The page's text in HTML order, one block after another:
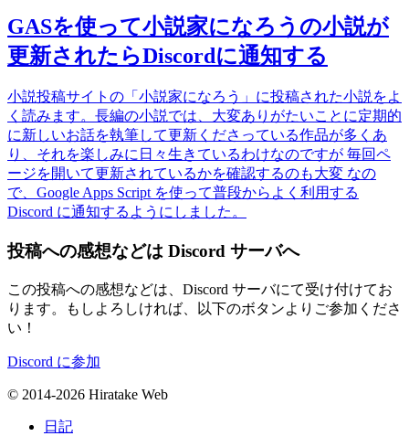
GASを使って小説家になろうの小説が
更新されたらDiscordに通知する
小説投稿サイトの「小説家になろう」に投稿された小説をよ
く読みます。長編の小説では、大変ありがたいことに定期的
に新しいお話を執筆して更新くださっている作品が多くあ
り、それを楽しみに日々生きているわけなのですが 毎回ペ
ージを開いて更新されているかを確認するのも大変 なの
で、Google Apps Script を使って普段からよく利用する
Discord に通知するようにしました。
投稿への感想などは Discord サーバへ
この投稿への感想などは、Discord サーバにて受け付けてお
ります。もしよろしければ、以下のボタンよりご参加くださ
い！
Discord に参加
© 2014-2026 Hiratake Web
日記